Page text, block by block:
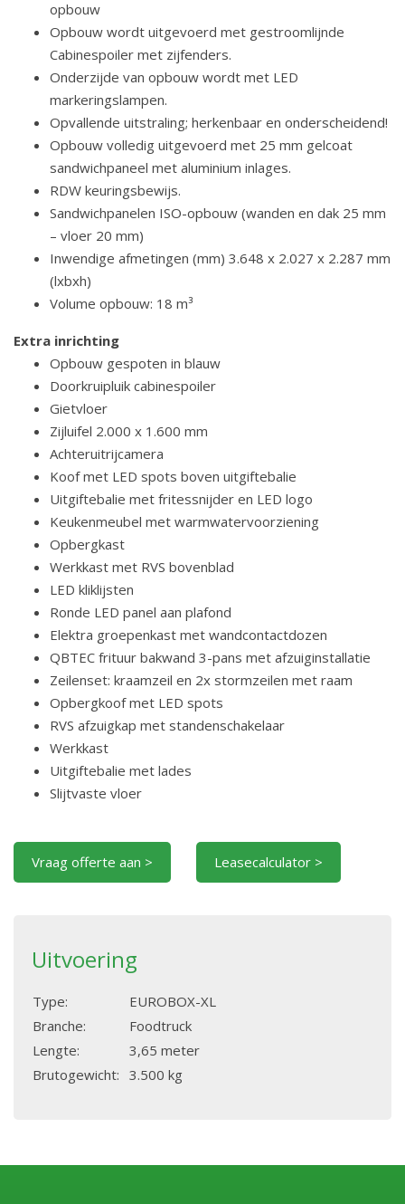
opbouw
Opbouw wordt uitgevoerd met gestroomlijnde
Cabinespoiler met zijfenders.
Onderzijde van opbouw wordt met LED
markeringslampen.
Opvallende uitstraling; herkenbaar en onderscheidend!
Opbouw volledig uitgevoerd met 25 mm gelcoat
sandwichpaneel met aluminium inlages.
RDW keuringsbewijs.
Sandwichpanelen ISO-opbouw (wanden en dak 25 mm
– vloer 20 mm)
Inwendige afmetingen (mm) 3.648 x 2.027 x 2.287 mm
(lxbxh)
Volume opbouw: 18 m³
Extra inrichting
Opbouw gespoten in blauw
Doorkruipluik cabinespoiler
Gietvloer
Zijluifel 2.000 x 1.600 mm
Achteruitrijcamera
Koof met LED spots boven uitgiftebalie
Uitgiftebalie met fritessnijder en LED logo
Keukenmeubel met warmwatervoorziening
Opbergkast
Werkkast met RVS bovenblad
LED kliklijsten
Ronde LED panel aan plafond
Elektra groepenkast met wandcontactdozen
QBTEC frituur bakwand 3-pans met afzuiginstallatie
Zeilenset: kraamzeil en 2x stormzeilen met raam
Opbergkoof met LED spots
RVS afzuigkap met standenschakelaar
Werkkast
Uitgiftebalie met lades
Slijtvaste vloer
Vraag offerte aan > Leasecalculator >
Uitvoering
Type:
EUROBOX-XL
Branche:
Foodtruck
Lengte:
3,65 meter
Brutogewicht: 3.500 kg